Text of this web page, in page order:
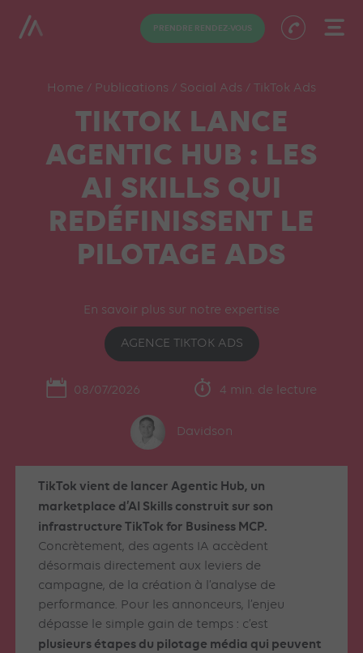
PRENDRE RENDEZ-VOUS
Home / Publications / Social Ads / TikTok Ads
TIKTOK LANCE
AGENTIC HUB : LES
AI SKILLS QUI
REDÉFINISSENT LE
PILOTAGE ADS
En savoir plus sur notre expertise
AGENCE TIKTOK ADS
08/07/2026 4 min. de lecture
Davidson
TikTok vient de lancer Agentic Hub, un
marketplace d’AI Skills construit sur son
infrastructure TikTok for Business MCP.
Concrètement, des agents IA accèdent
désormais directement aux leviers de
campagne, de la création à l’analyse de
performance. Pour les annonceurs, l’enjeu
dépasse le simple gain de temps : c’est
plusieurs étapes du pilotage média qui peuvent